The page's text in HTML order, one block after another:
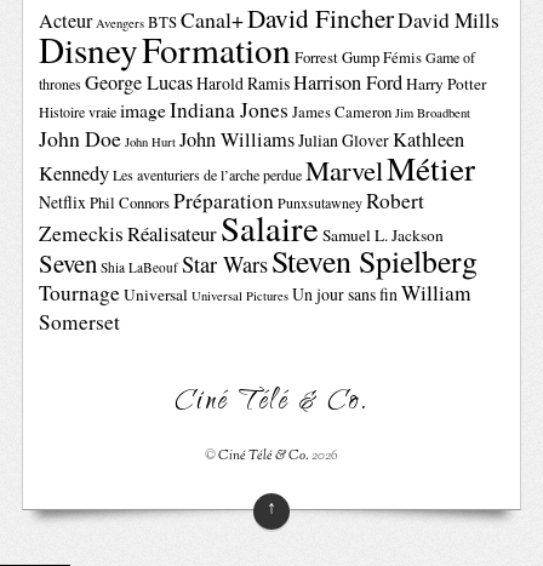
Acteur Avengers BTSCanal+David FincherDavid Mills
DisneyFormationForrest GumpFémis Game of
thrones George LucasHarold RamisHarrison FordHarry Potter
Histoire vraie imageIndiana Jones James Cameron Jim Broadbent
John Doe John Hurt John WilliamsJulian GloverKathleen
Kennedy Les aventuriers de l’arche perdue MarvelMétier
NetflixPhil ConnorsPréparation Punxsutawney Robert
ZemeckisRéalisateurSalaire Samuel L. Jackson
Seven Shia LaBeouf Star WarsSteven Spielberg
TournageUniversal Universal Pictures Un jour sans finWilliam
Somerset
Ciné Télé & Co.
©Ciné Télé & Co.2026
↑